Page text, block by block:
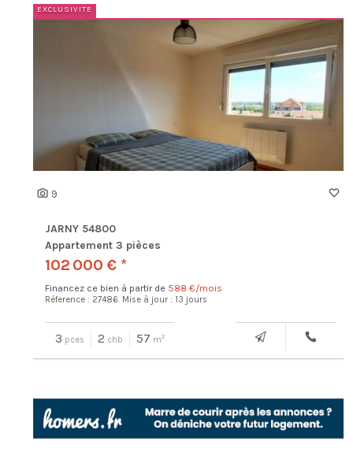
9
JARNY 54800
Appartement 3 pièces
102 000 € *
Financez ce bien à partir de 588 €/mois
Réference : 27486. Mise à jour : 13 jours
3 pces 2 chb 57 m2